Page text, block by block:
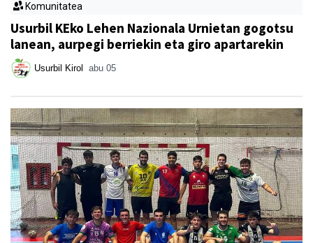
Komunitatea
Usurbil KEko Lehen Nazionala Urnietan gogotsu
lanean, aurpegi berriekin eta giro apartarekin
Usurbil Kirol abu 05